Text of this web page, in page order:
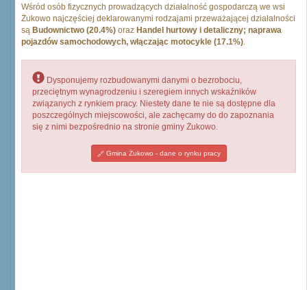
Wśród osób fizycznych prowadzących działalność gospodarczą we wsi
Żukowo najczęściej deklarowanymi rodzajami przeważającej działalności
są Budownictwo (20.4%) oraz Handel hurtowy i detaliczny; naprawa
pojazdów samochodowych, włączając motocykle (17.1%).
Dysponujemy rozbudowanymi danymi o bezrobociu,
przeciętnym wynagrodzeniu i szeregiem innych wskaźników
związanych z rynkiem pracy. Niestety dane te nie są dostępne dla
poszczególnych miejscowości, ale zachęcamy do do zapoznania
się z nimi bezpośrednio na stronie gminy Żukowo.
Gmina Żukowo - dane o rynku pracy